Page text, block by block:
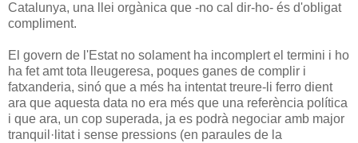
Catalunya, una llei orgànica que -no cal dir-ho- és d'obligat
compliment.
El govern de l'Estat no solament ha incomplert el termini i ho
ha fet amt tota lleugeresa, poques ganes de complir i
fatxanderia, sinó que a més ha intentat treure-li ferro dient
ara que aquesta data no era més que una referència política
i que ara, un cop superada, ja es podrà negociar amb major
tranquil·litat i sense pressions (en paraules de la